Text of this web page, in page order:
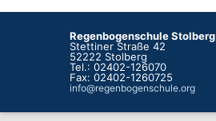
Regenbogenschule Stolberg
Stettiner Straße 42
52222 Stolberg
Tel.: 02402-126070
Fax: 02402-1260725
info@regenbogenschule.org